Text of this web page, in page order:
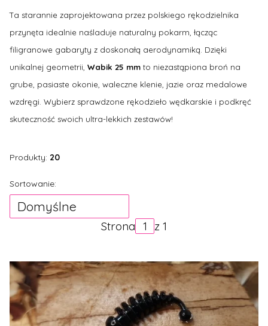
Ta starannie zaprojektowana przez polskiego rękodzielnika
przynęta idealnie naśladuje naturalny pokarm, łącząc
filigranowe gabaryty z doskonałą aerodynamiką. Dzięki
unikalnej geometrii, Wabik 25 mm to niezastąpiona broń na
grube, pasiaste okonie, waleczne klenie, jazie oraz medalowe
wzdręgi. Wybierz sprawdzone rękodzieło wędkarskie i podkręć
skuteczność swoich ultra-lekkich zestawów!
Produkty: 20
Lista produktów
Sortowanie:
Domyślne
Strona z 1